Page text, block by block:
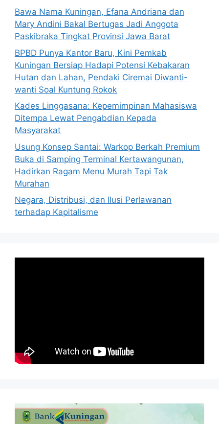
Bawa Nama Kuningan, Efana Andriana dan
Mary Andini Bakal Bertugas Jadi Anggota
Paskibraka Tingkat Provinsi Jawa Barat
BPBD Punya Kantor Baru, Kini Pemkab
Kuningan Bersiap Hadapi Potensi Kebakaran
Hutan dan Lahan, Pendaki Ciremai Diwanti-
wanti Soal Kuntung Rokok
Kades Linggasana: Kepemimpinan Mahasiswa
Ditempa Lewat Pengabdian Kepada
Masyarakat
Usung Konsep Santai: Warkop Berkah Premium
Buka di Samping Terminal Kertawangunan,
Hadirkan Ragam Menu Murah Tapi Tak
Murahan
Negara, Distribusi, dan Ilusi Perlawanan
terhadap Kapitalisme